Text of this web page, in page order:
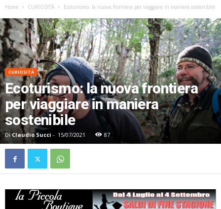
Home CURIOSITÀ Ecoturismo: la nuova frontiera per viaggiare in maniera sostenibile
CURIOSITÀ
Ecoturismo: la nuova frontiera
per viaggiare in maniera
sostenibile
Di Claudio Succi - 15/07/2021 87